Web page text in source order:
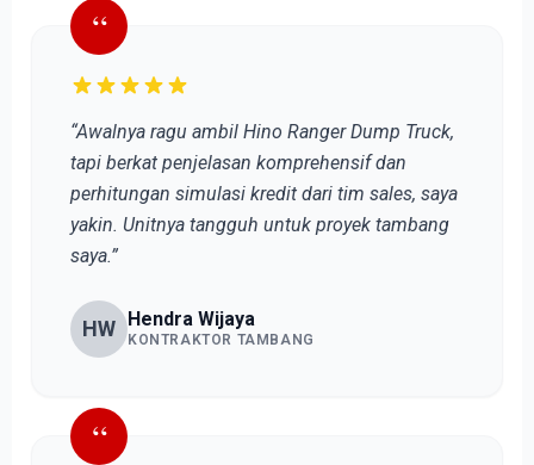
“
“Awalnya ragu ambil Hino Ranger Dump Truck,
tapi berkat penjelasan komprehensif dan
perhitungan simulasi kredit dari tim sales, saya
yakin. Unitnya tangguh untuk proyek tambang
saya.”
HW Hendra Wijaya
KONTRAKTOR TAMBANG
“